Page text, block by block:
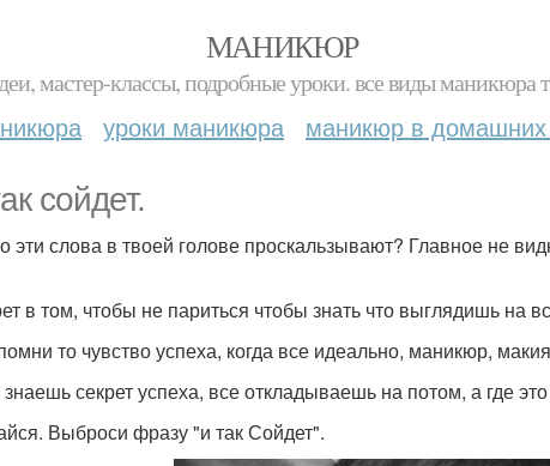
МАНИКЮР
мастер-классы, подробные уроки. все виды маникюра
уроки маникюра маникюр в домашних
сойдет.
эти слова в твоей голове проскальзывают? Главное не
в том, чтобы не париться чтобы знать что выглядишь на
то чувство успеха, когда все идеально, маникюр,
секрет успеха, все откладываешь на потом, а где
Выброси фразу "и так Сойдет".